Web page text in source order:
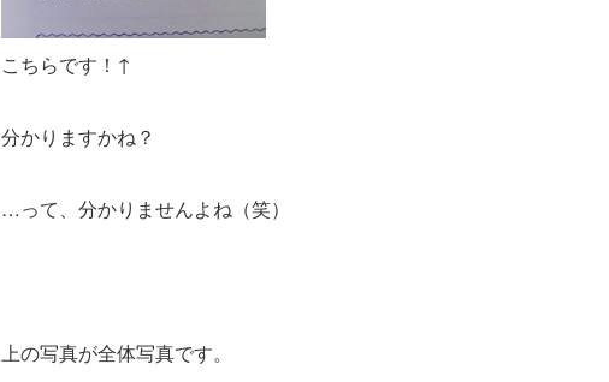
こちらです！↑
分かりますかね？
…って、分かりませんよね（笑）
上の写真が全体写真です。